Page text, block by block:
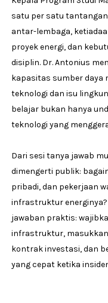
satu per satu
antar-lembaga,
proyek energi, dan
disiplin. Dr. Antonius
kapasitas sumber daya
teknologi dan isu
belajar bukan hanya
teknologi yang
Dari sesi tanya jawab
dimengerti publik:
pribadi, dan pekerjaan
infrastruktur
jawaban praktis:
infrastruktur,
kontrak investasi, dan
yang cepat ketika